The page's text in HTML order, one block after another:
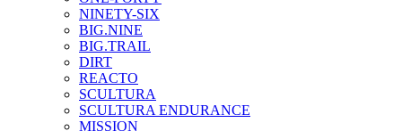
NINETY-SIX
BIG.NINE
BIG.TRAIL
DIRT
REACTO
SCULTURA
SCULTURA ENDURANCE
MISSION